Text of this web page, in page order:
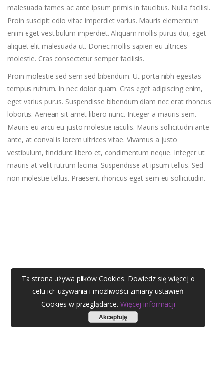
malesuada fames ac ante ipsum primis in faucibus. Nulla facilisi.
Proin suscipit odio vitae imperdiet varius. Mauris elementum
enim eget vestibulum imperdiet. Aliquam mollis purus dui, eget
aliquet elit malesuada ut. Donec mollis sapien eu ultrices
molestie. Cras consectetur semper facilisis.
Proin molestie sed sem sed bibendum. Ut porta nibh egestas
tempus rutrum. In nec dolor quam. Cras eget adipiscing enim,
eget varius purus. Suspendisse bibendum diam nec erat rhoncus
lobortis. Aenean sit amet libero nunc. Integer a mauris sem.
Mauris eu arcu eu justo molestie iaculis. Mauris sollicitudin ante
ante, at convallis lorem ultrices vitae. Vivamus a justo
vestibulum, tincidunt libero et, condimentum neque. Integer ut
mauris at velit rutrum lacinia. Suspendisse at ipsum tellus. Sed
non molestie tellus. Praesent rhoncus eget sem eu sollicitudin.
Ta strona używa plików Cookies. Dowiedz się więcej o
celu ich używania i możliwości zmiany ustawień
Cookies w przeglądarce. Więcej informacji
Akceptuję